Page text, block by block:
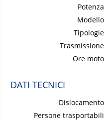
Potenza
Modello
Tipologie
Trasmissione
Ore moto
DATI TECNICI
Dislocamento
Persone trasportabili